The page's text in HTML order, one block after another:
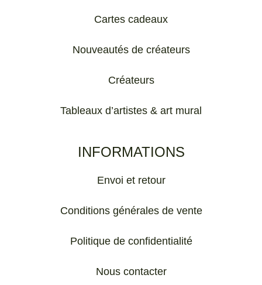
Cartes cadeaux
Nouveautés de créateurs
Créateurs
Tableaux d’artistes & art mural
INFORMATIONS
Envoi et retour
Conditions générales de vente
Politique de confidentialité
Nous contacter